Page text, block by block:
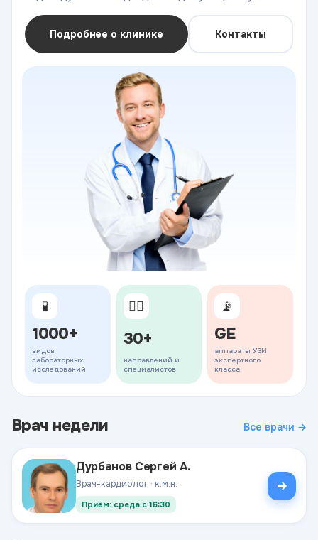
Подробнее о клинике Контакты
🧪
1000+
видов
лабораторных
исследований
👨‍⚕️
30+
направлений и
специалистов
📡
GE
аппараты УЗИ
экспертного
класса
Врач недели Все врачи →
Дурбанов Сергей А.
Врач-кардиолог · к.м.н.
Приём: среда с 16:30